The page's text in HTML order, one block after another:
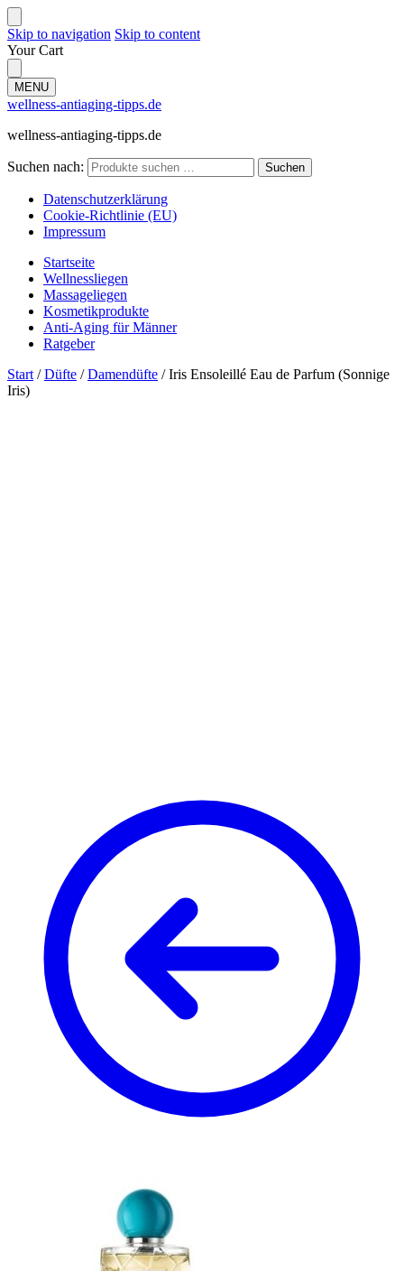
Skip to navigation Skip to content
Your Cart
MENU
wellness-antiaging-tipps.de
wellness-antiaging-tipps.de
Suchen nach: Suchen
Datenschutzerklärung
Cookie-Richtlinie (EU)
Impressum
Startseite
Wellnessliegen
Massageliegen
Kosmetikprodukte
Anti-Aging für Männer
Ratgeber
Start /Düfte /Damendüfte /Iris Ensoleillé Eau de Parfum (Sonnige
Iris)